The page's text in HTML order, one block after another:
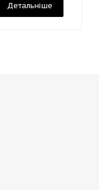
Детальніше